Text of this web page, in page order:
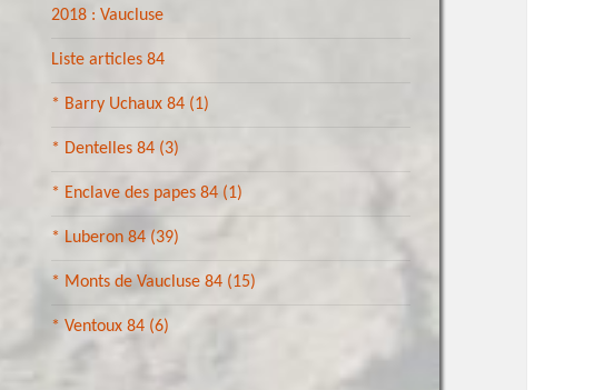
2018 : Vaucluse
Liste articles 84
* Barry Uchaux 84 (1)
* Dentelles 84 (3)
* Enclave des papes 84 (1)
* Luberon 84 (39)
* Monts de Vaucluse 84 (15)
* Ventoux 84 (6)